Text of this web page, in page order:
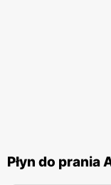
Płyn do prania